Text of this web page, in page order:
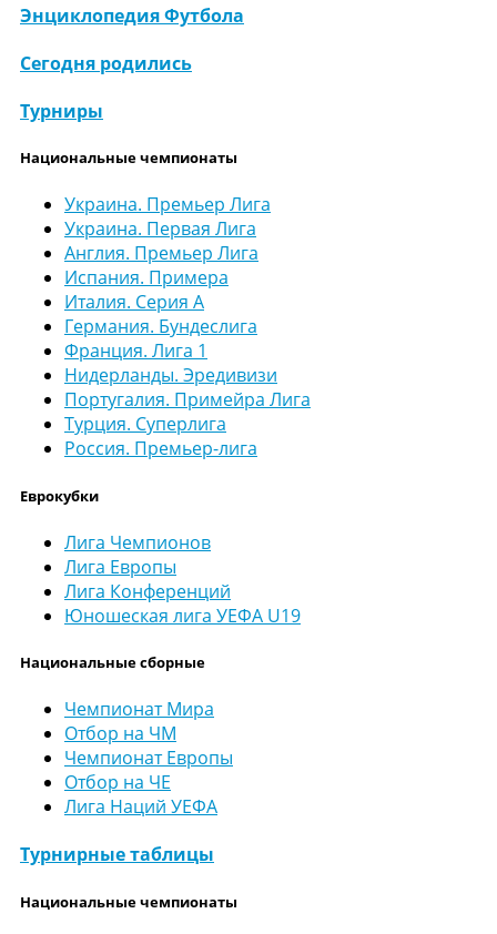
Энциклопедия Футбола
Сегодня родились
Турниры
Национальные чемпионаты
Украина. Премьер Лига
Украина. Первая Лига
Англия. Премьер Лига
Испания. Примера
Италия. Серия А
Германия. Бундеслига
Франция. Лига 1
Нидерланды. Эредивизи
Португалия. Примейра Лига
Турция. Суперлига
Россия. Премьер-лига
Еврокубки
Лига Чемпионов
Лига Европы
Лига Конференций
Юношеская лига УЕФА U19
Национальные сборные
Чемпионат Мира
Отбор на ЧМ
Чемпионат Европы
Отбор на ЧЕ
Лига Наций УЕФА
Турнирные таблицы
Национальные чемпионаты